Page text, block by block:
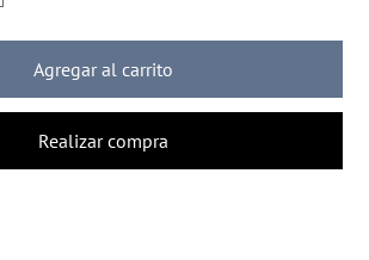
Agregar al carrito
Realizar compra